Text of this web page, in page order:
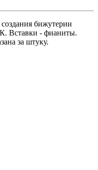
бижутерии
Вставки - фианиты.
за штуку.